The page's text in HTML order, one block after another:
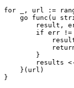
for _, url :=
    go
func (u
result,
        if
err !=
        }
        results
    }(url)
}